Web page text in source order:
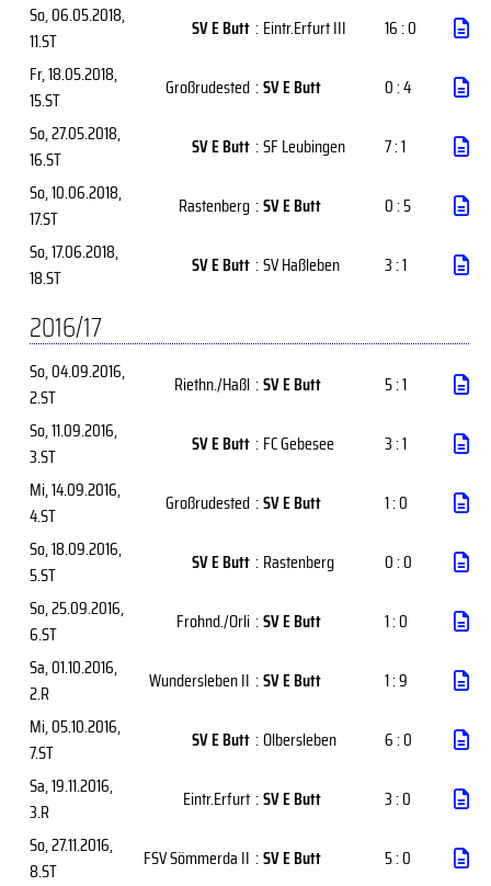
So, 06.05.2018,
11.ST
SV E Butt : Eintr.Erfurt III
16 : 0
Fr, 18.05.2018,
15.ST
Großrudested :SV E Butt
0 : 4
So, 27.05.2018,
16.ST
SV E Butt :SF Leubingen
7 : 1
So, 10.06.2018,
17.ST
Rastenberg :SV E Butt
0 : 5
So, 17.06.2018,
18.ST
SV E Butt :SV Haßleben 3 : 1
2016/17
So, 04.09.2016,
2.ST
Riethn./Haßl :SV E Butt
5 : 1
So, 11.09.2016,
3.ST
SV E Butt : FC Gebesee
3 : 1
Mi, 14.09.2016,
4.ST
Großrudested :SV E Butt
1 : 0
So, 18.09.2016,
5.ST
SV E Butt : Rastenberg
0 : 0
So, 25.09.2016,
6.ST
Frohnd./Orli :SV E Butt
1 : 0
Sa, 01.10.2016,
2.R
Wundersleben II :SV E Butt
1 : 9
Mi, 05.10.2016,
7.ST
SV E Butt :Olbersleben
6 : 0
Sa, 19.11.2016,
3.R
Eintr.Erfurt :SV E Butt
3 : 0
So, 27.11.2016,
8.ST
FSV Sömmerda II :SV E Butt
5 : 0